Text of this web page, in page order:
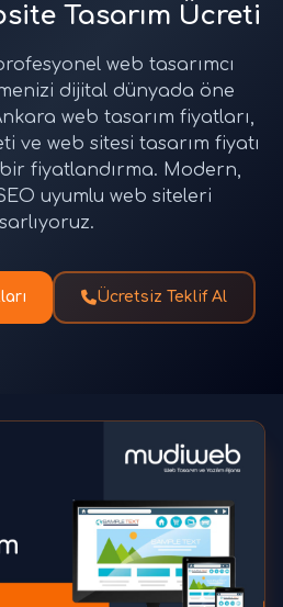
Tasarım Ücreti
web tasarımcı
dijital dünyada öne
web tasarım fiyatları,
ve web sitesi tasarım fiyatı
fiyatlandırma. Modern,
uyumlu web siteleri
Ücretsiz Teklif Al